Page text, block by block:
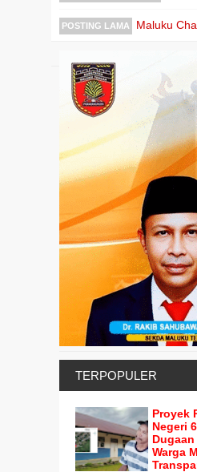
POSTING LAMA Maluku
TERPOPULER
Proyek
Negeri
Warga